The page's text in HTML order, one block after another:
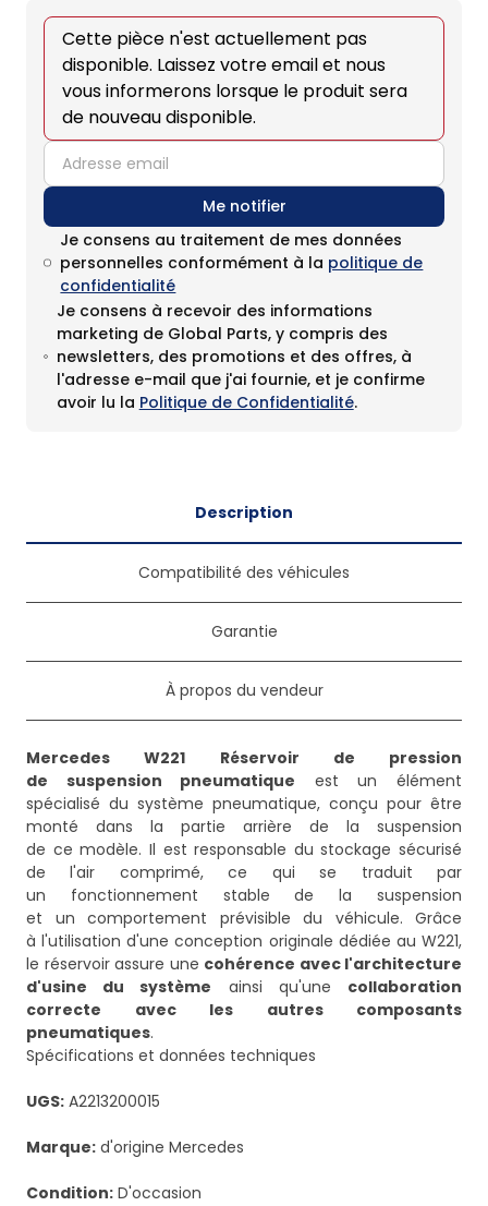
Cette pièce n'est actuellement pas
disponible. Laissez votre email et nous
vous informerons lorsque le produit sera
de nouveau disponible.
email
Me notifier
Je consens au traitement de mes données
personnelles conformément à la politique de
confidentialité
Je consens à recevoir des informations
marketing de Global Parts, y compris des
newsletters, des promotions et des offres, à
l'adresse e-mail que j'ai fournie, et je confirme
avoir lu la Politique de Confidentialité.
Description
Compatibilité des véhicules
Garantie
À propos du vendeur
Mercedes W221 Réservoir de pression
de suspension pneumatique est un élément
spécialisé du système pneumatique, conçu pour être
monté dans la partie arrière de la suspension
de ce modèle. Il est responsable du stockage sécurisé
de l'air comprimé, ce qui se traduit par
un fonctionnement stable de la suspension
et un comportement prévisible du véhicule. Grâce
à l'utilisation d'une conception originale dédiée au W221,
le réservoir assure une cohérence avec l'architecture
d'usine du système ainsi qu'une collaboration
correcte avec les autres composants
pneumatiques.
Spécifications et données techniques
UGS: A2213200015
Marque: d'origine Mercedes
Condition: D'occasion